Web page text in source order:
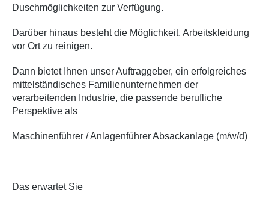
Duschmöglichkeiten zur Verfügung.
Darüber hinaus besteht die Möglichkeit, Arbeitskleidung
vor Ort zu reinigen.
Dann bietet Ihnen unser Auftraggeber, ein erfolgreiches
mittelständisches Familienunternehmen der
verarbeitenden Industrie, die passende berufliche
Perspektive als
Maschinenführer / Anlagenführer Absackanlage (m/w/d)
Das erwartet Sie